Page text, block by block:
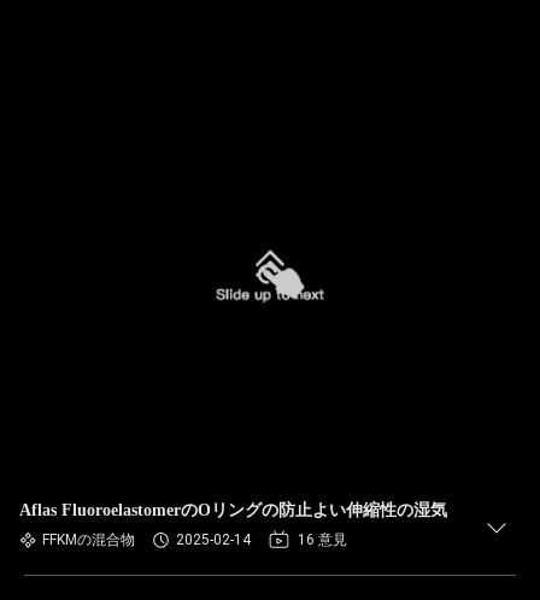
Aflas FluoroelastomerのOリングの防止よい伸縮性の湿気
FFKMの混合物 2025-02-14 16 意見